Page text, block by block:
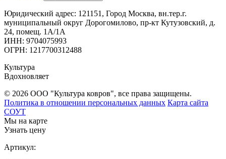
Юридический адрес: 121151, Город Москва, вн.тер.г.
муниципальный округ Дорогомилово, пр-кт Кутузовский, д.
24, помещ. 1А/1А
ИНН: 9704075993
ОГРН: 1217700312488
Культура
Вдохновляет
© 2026 ООО "Культура ковров", все права защищены.
Политика в отношении персональных данных Карта сайта
СОУТ
Мы на карте
Узнать цену
Артикул: